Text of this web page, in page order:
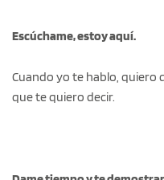
Escúchame, estoy aquí.
Cuando yo te hablo, quiero
que te quiero decir.